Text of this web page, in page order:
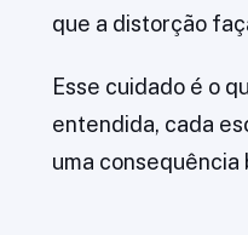
que a distorção
Esse cuidado é o
entendida, cada
uma consequência